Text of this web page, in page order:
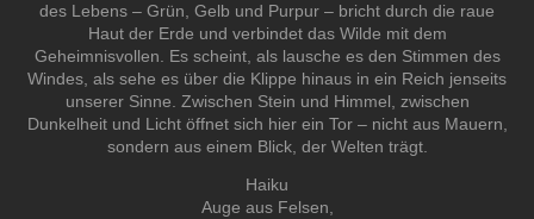
des Lebens – Grün, Gelb und Purpur – bricht durch die raue
Haut der Erde und verbindet das Wilde mit dem
Geheimnisvollen. Es scheint, als lausche es den Stimmen des
Windes, als sehe es über die Klippe hinaus in ein Reich jenseits
unserer Sinne. Zwischen Stein und Himmel, zwischen
Dunkelheit und Licht öffnet sich hier ein Tor – nicht aus Mauern,
sondern aus einem Blick, der Welten trägt.
Haiku
Auge aus Felsen,